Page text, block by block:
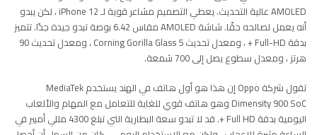
AMOLED عالية التحديث. يعطي التصميم مشاعر قوية لـ iPhone 12 ، لكن يبدو
أنه يعمل لصالحه حقًا. شاشة AMOLED مقاس 6.42 بوصة تبدو جيدة جدًا. تتميز
بدقة Full-HD + ، ومعدل تحديث Corning Gorilla Glass 5 ، ومعدل تحديث 90
هرتز ، ومعدل سطوع يصل إلى 700 شمعة.
تقول شركة Oppo إن هذا هو أول هاتف في الهند يستخدم MediaTek
Dimensity 900 SoC وهو هاتف قوي للغاية للتعامل مع المهام والألعاب
اليومية بدقة Full HD +. قد لا تبدو سعة البطارية التي تبلغ 4300 مللي أمبير في